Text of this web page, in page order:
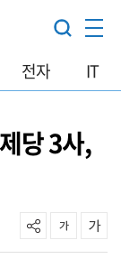
전자 IT
당 3사,